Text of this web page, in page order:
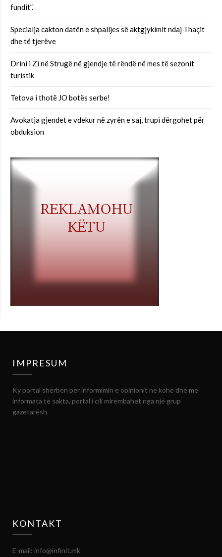
fundit”.
Specialja cakton datën e shpalljes së aktgjykimit ndaj Thaçit
dhe të tjerëve
Drini i Zi në Strugë në gjendje të rëndë në mes të sezonit
turistik
Tetova i thotë JO botës serbe!
Avokatja gjendet e vdekur në zyrën e saj, trupi dërgohet për
obduksion
IMPRESUM
Ky portal shërben për informimin e opinionit në kohë dhe me
informata të sakta, portal i cili mirëmbahet nga një grup
gazetarësh
KONTAKT
E-mail: info@infinit.mk